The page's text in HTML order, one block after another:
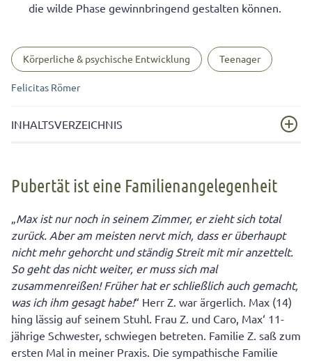
die wilde Phase gewinnbringend gestalten können.
Körperliche & psychische Entwicklung Teenager
Felicitas Römer
INHALTSVERZEICHNIS
Das Familienleben mit Teenagern als System: Warum
5 Tipps: So sollten Sie sich jetzt Ihrem Teenager
gegenüber verhalten
Pubertät ist eine Familienangelegenheit
„Max ist nur noch in seinem Zimmer, er zieht sich total
zurück. Aber am meisten nervt mich, dass er überhaupt
nicht mehr gehorcht und ständig Streit mit mir anzettelt.
So geht das nicht weiter, er muss sich mal
zusammenreißen! Früher hat er schließlich auch gemacht,
was ich ihm gesagt habe!“ Herr Z. war ärgerlich. Max (14)
hing lässig auf seinem Stuhl. Frau Z. und Caro, Max‘ 11-
jährige Schwester, schwiegen betreten. Familie Z. saß zum
ersten Mal in meiner Praxis. Die sympathische Familie